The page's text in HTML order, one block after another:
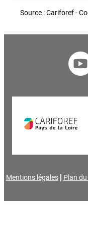
Source : Cariforef -
Mentions légales Plan